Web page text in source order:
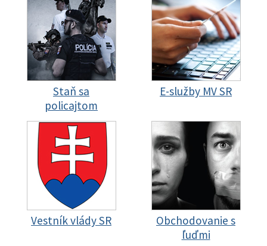
Staň sa
policajtom
E-služby MV SR
Vestník vlády SR
Obchodovanie s
ľuďmi